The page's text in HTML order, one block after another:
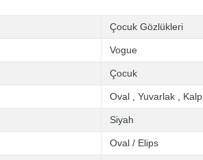
Çocuk Gözlükleri
Vogue
Çocuk
Oval Yuvarlak Kalp
Siyah
Oval / Elips